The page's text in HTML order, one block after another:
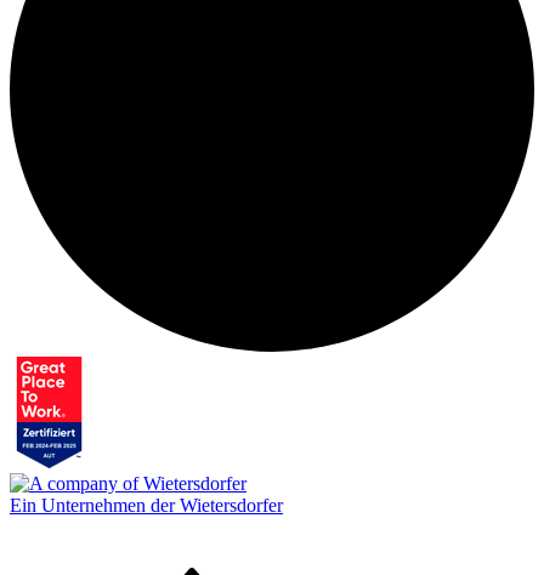
Ein Unternehmen der Wietersdorfer